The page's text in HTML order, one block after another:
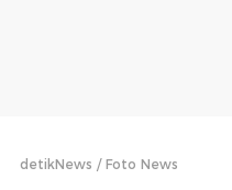
detikNews Foto News